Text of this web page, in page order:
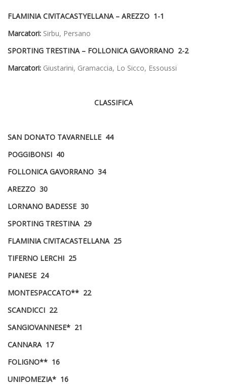
FLAMINIA CIVITACASTYELLANA – AREZZO 1-1
Marcatori: Sirbu, Persano
SPORTING TRESTINA – FOLLONICA GAVORRANO 2-2
Marcatori: Giustarini, Gramaccia, Lo Sicco, Essoussi
CLASSIFICA
SAN DONATO TAVARNELLE 44
POGGIBONSI 40
FOLLONICA GAVORRANO 34
AREZZO 30
LORNANO BADESSE 30
SPORTING TRESTINA 29
FLAMINIA CIVITACASTELLANA 25
TIFERNO LERCHI 25
PIANESE 24
MONTESPACCATO** 22
SCANDICCI 22
SANGIOVANNESE* 21
CANNARA 17
FOLIGNO** 16
UNIPOMEZIA* 16